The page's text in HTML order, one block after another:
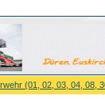
(01, 02, 03, 04, 08,